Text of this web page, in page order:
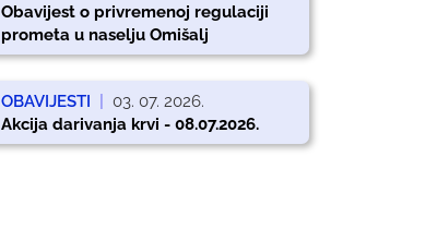
Obavijest o privremenoj regulaciji
prometa u naselju Omišalj
OBAVIJESTI
03. 07. 2026.
Akcija darivanja krvi - 08.07.2026.